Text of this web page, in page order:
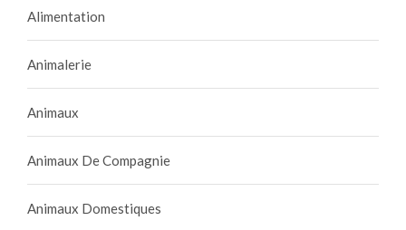
Alimentation
Animalerie
Animaux
Animaux De Compagnie
Animaux Domestiques